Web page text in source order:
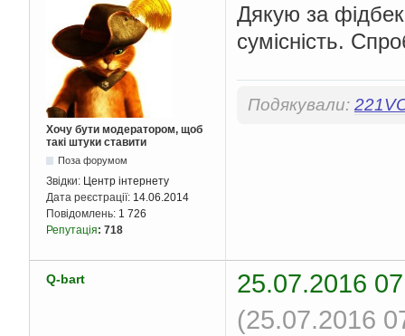
Хочу бути модератором, щоб
такі штуки ставити
Поза форумом
Звідки: Центр інтернету
Дата реєстрації: 14.06.2014
Повідомлень: 1 726
Репутація: 718
Дякую за
сумісність.
Подякували:
Q-bart
25.07.2016
(25.07.2016